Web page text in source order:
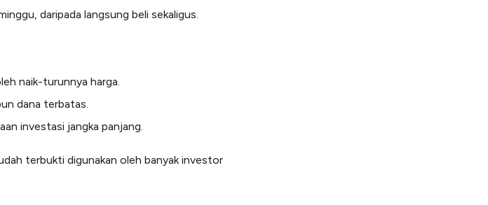
daripada langsung beli sekaligus.
naik-turunnya harga.
dana terbatas.
investasi jangka panjang.
terbukti digunakan oleh banyak investor